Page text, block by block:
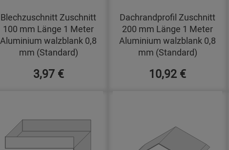
Blechzuschnitt Zuschnitt
100 mm Länge 1 Meter
Aluminium walzblank 0,8
mm (Standard)
3,97 €
Dachrandprofil Zuschnitt
200 mm Länge 1 Meter
Aluminium walzblank 0,8
mm (Standard)
10,92 €